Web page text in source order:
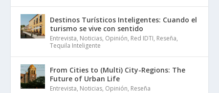
Destinos Turísticos Inteligentes: Cuando el
turismo se vive con sentido
Entrevista, Noticias, Opinión, Red IDTI, Reseña,
Tequila Inteligente
From Cities to (Multi) City-Regions: The
Future of Urban Life
Entrevista, Noticias, Opinión, Reseña